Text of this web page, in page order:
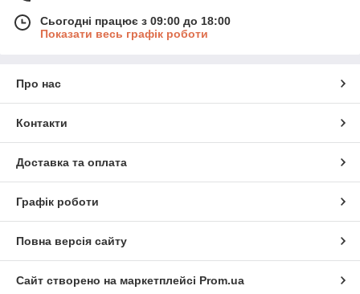
Сьогодні працює з 09:00 до 18:00
Показати весь графік роботи
Про нас
Контакти
Доставка та оплата
Графік роботи
Повна версія сайту
Сайт створено на маркетплейсі Prom.ua